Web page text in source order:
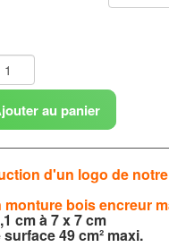
au panier
d'un logo de
monture bois encreur
cm à 7 x 7 cm
49 cm² maxi.